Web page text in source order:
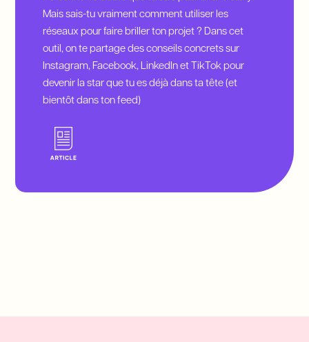
Mais sais-tu vraiment comment utiliser les
réseaux pour faire briller ton projet ? Dans cet
outil, on te partage des conseils concrets sur
Instagram, Facebook, LinkedIn et TikTok pour
devenir la star que tu es déjà dans ta tête (et
bientôt dans ton feed)